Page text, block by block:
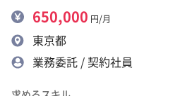
650,000 円/月
東京都
業務委託 / 契約社員